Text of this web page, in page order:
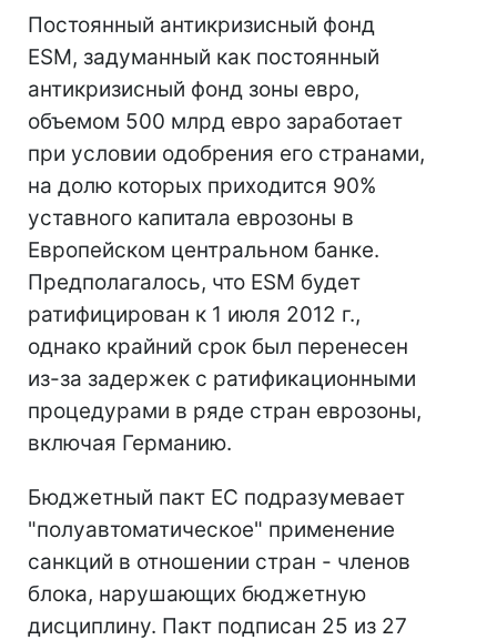
Постоянный антикризисный фонд
ESM, задуманный как постоянный
антикризисный фонд зоны евро,
объемом 500 млрд евро заработает
при условии одобрения его странами,
на долю которых приходится 90%
уставного капитала еврозоны в
Европейском центральном банке.
Предполагалось, что ESM будет
ратифицирован к 1 июля 2012 г.,
однако крайний срок был перенесен
из-за задержек с ратификационными
процедурами в ряде стран еврозоны,
включая Германию.
Бюджетный пакт ЕС подразумевает
"полуавтоматическое" применение
санкций в отношении стран - членов
блока, нарушающих бюджетную
дисциплину. Пакт подписан 25 из 27